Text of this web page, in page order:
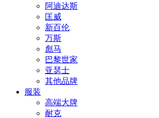
阿迪达斯
匡威
新百伦
万斯
彪马
巴黎世家
亚瑟士
其他品牌
服装
高端大牌
耐克